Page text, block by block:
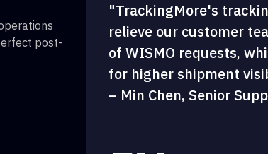
post-
"TrackingMore's
relieve our customer
of WISMO requests,
for higher shipment
– Min Chen, Senior